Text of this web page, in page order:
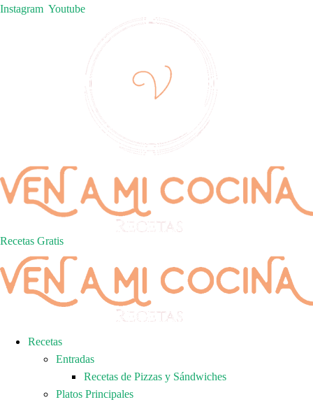
Instagram Youtube
Recetas Gratis
Recetas
Entradas
Recetas de Pizzas y Sándwiches
Platos Principales